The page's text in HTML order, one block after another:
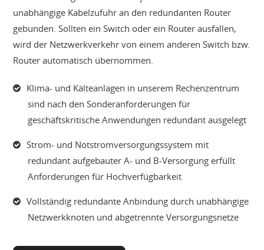
unabhängige Kabelzufuhr an den redundanten Router
gebunden. Sollten ein Switch oder ein Router ausfallen,
wird der Netzwerkverkehr von einem anderen Switch bzw.
Router automatisch übernommen.
Klima- und Kälteanlagen in unserem Rechenzentrum
sind nach den Sonderanforderungen für
geschäftskritische Anwendungen redundant ausgelegt
Strom- und Notstromversorgungssystem mit
redundant aufgebauter A- und B-Versorgung erfüllt
Anforderungen für Hochverfügbarkeit
Vollständig redundante Anbindung durch unabhängige
Netzwerkknoten und abgetrennte Versorgungsnetze